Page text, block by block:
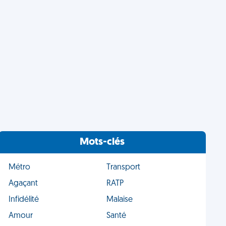
Mots-clés
Métro
Transport
Agaçant
RATP
Infidélité
Malaise
Amour
Santé